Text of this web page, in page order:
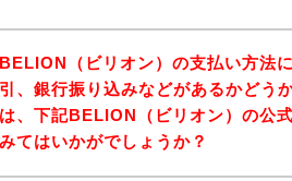
BELION（ビリオン）の支払い方法
引、銀行振り込みなどがあるかどう
は、下記BELION（ビリオン）の公
みてはいかがでしょうか？